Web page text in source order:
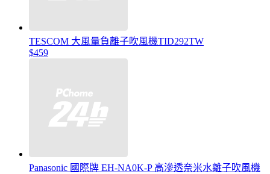
TESCOM 大風量負離子吹風機TID292TW
$459
Panasonic 國際牌 EH-NA0K-P 高滲透奈米水離子吹風機